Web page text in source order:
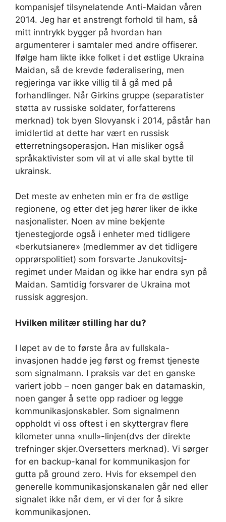
kompanisjef tilsynelatende Anti-Maidan våren
2014. Jeg har et anstrengt forhold til ham, så
mitt inntrykk bygger på hvordan han
argumenterer i samtaler med andre offiserer.
Ifølge ham likte ikke folket i det østlige Ukraina
Maidan, så de krevde føderalisering, men
regjeringa var ikke villig til å gå med på
forhandlinger. Når Girkins gruppe (separatister
støtta av russiske soldater, forfatterens
merknad) tok byen Slovyansk i 2014, påstår han
imidlertid at dette har vært en russisk
etterretningsoperasjon. Han misliker også
språkaktivister som vil at vi alle skal bytte til
ukrainsk.
Det meste av enheten min er fra de østlige
regionene, og etter det jeg hører liker de ikke
nasjonalister. Noen av mine bekjente
tjenestegjorde også i enheter med tidligere
«berkutsianere» (medlemmer av det tidligere
opprørspolitiet) som forsvarte Janukovitsj-
regimet under Maidan og ikke har endra syn på
Maidan. Samtidig forsvarer de Ukraina mot
russisk aggresjon.
Hvilken militær stilling har du?
I løpet av de to første åra av fullskala-
invasjonen hadde jeg først og fremst tjeneste
som signalmann. I praksis var det en ganske
variert jobb – noen ganger bak en datamaskin,
noen ganger å sette opp radioer og legge
kommunikasjonskabler. Som signalmenn
oppholdt vi oss oftest i en skyttergrav flere
kilometer unna «null»-linjen(dvs der direkte
trefninger skjer.Oversetters merknad). Vi sørger
for en backup-kanal for kommunikasjon for
gutta på ground zero. Hvis for eksempel den
generelle kommunikasjonskanalen går ned eller
signalet ikke når dem, er vi der for å sikre
kommunikasjonen.